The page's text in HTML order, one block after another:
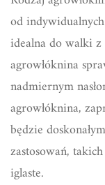
od
idealna do walki z
agrowłóknina
nadmiernym
agrowłóknina,
będzie
zastosowań,
iglaste.